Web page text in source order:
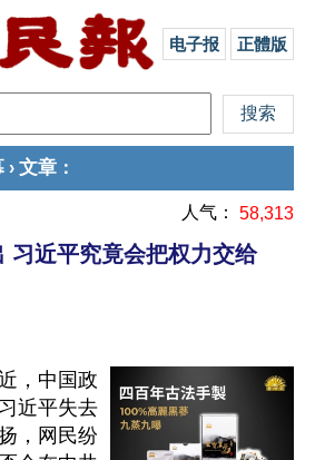
电子报 正體版
› 文章 ：
人气： 58,313
习近平究竟会把权力交给
，中国政
近平失去
，网民纷